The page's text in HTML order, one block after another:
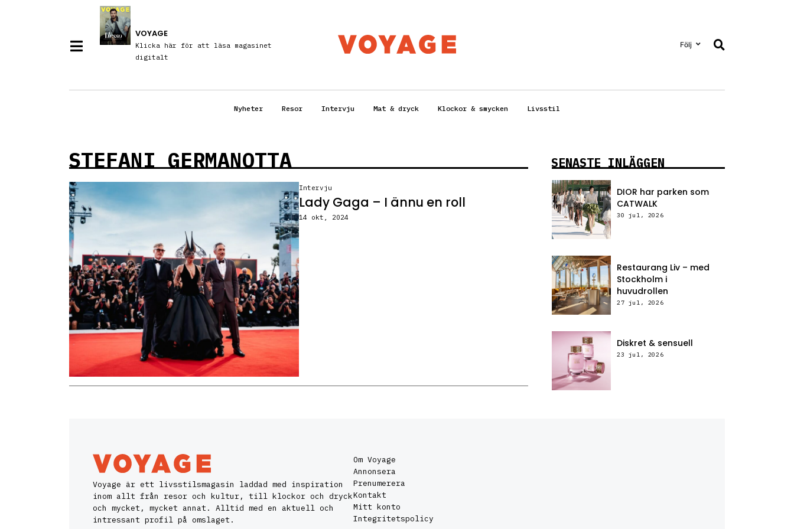
VOYAGE
Klicka här för att läsa magasinet
digitalt
Följ
Nyheter Resor Intervju Mat & dryck Klockor & smycken Livsstil
STEFANI GERMANOTTA
Intervju
Lady Gaga – I ännu en roll
14 okt, 2024
SENASTE INLÄGGEN
DIOR har parken som
CATWALK
30 jul, 2026
Restaurang Liv – med
Stockholm i
huvudrollen
27 jul, 2026
Diskret & sensuell
23 jul, 2026
Voyage är ett livsstilsmagasin laddad med inspiration
inom allt från resor och kultur, till klockor och dryck
och mycket, mycket annat. Alltid med en aktuell och
intressant profil på omslaget.
Om Voyage
Annonsera
Prenumerera
Kontakt
Mitt konto
Integritetspolicy